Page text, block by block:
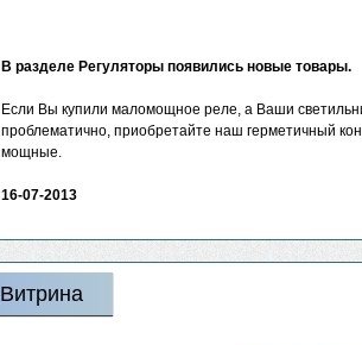
В разделе Регуляторы появились новые товары.
Если Вы купили маломощное реле, а Ваши
проблематично, приобретайте наш герметичный
мощные.
16-07-2013
Витрина